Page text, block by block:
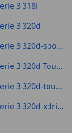
3 318i
3 320d
BMW Serie 3 320d-sport-aut
BMW Serie 3 320d Touring G21
BMW Serie 3 320d-touring-xdrive-aut
BMW Serie 3 320d-xdrive-aut.